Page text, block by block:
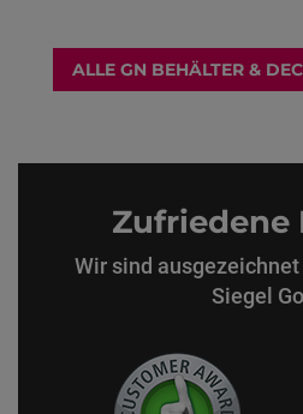
ALLE GN BEHÄLTER &
Zufriedene
Wir sind
Siegel